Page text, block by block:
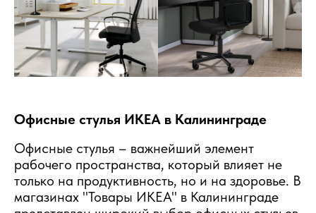
Офисные стулья ИКЕА в Калининграде
Офисные стулья – важнейший элемент
рабочего пространства, который влияет не
только на продуктивность, но и на здоровье. В
магазинах "Товары ИКЕА" в Калининграде